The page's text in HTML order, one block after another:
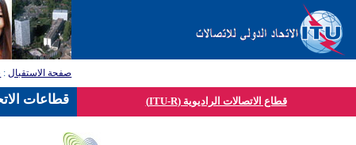
صفحة الاستقبال:
قطاع الاتصالات الراديوية (ITU-R) قطاعات